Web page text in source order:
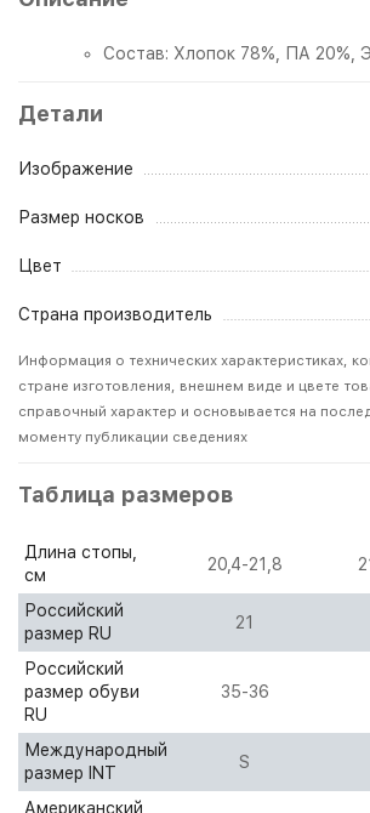
Состав: Хлопок 78%, ПА 20%,
Детали
Изображение
Размер носков
Цвет
Страна производитель
Информация о технических характеристиках,
стране изготовления, внешнем виде и цвете
справочный характер и основывается на
моменту публикации сведениях
Таблица размеров
Длина стопы,
см
20,4-21,8
Российский
размер RU
21
Российский
размер обуви
RU
35-36
Международный
размер INT
S
Американский